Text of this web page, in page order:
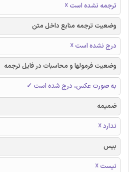
ترجمه نشده است ☓
وضعیت ترجمه منابع داخل متن
درج نشده است ☓
وضعیت فرمولها و محاسبات در فایل ترجمه
به صورت عکس، درج شده است ✓
ضمیمه
ندارد ☓
بیس
نیست ☓